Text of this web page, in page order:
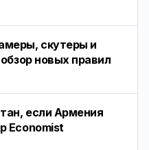
скутеры и
новых правил
если Армения
Economist